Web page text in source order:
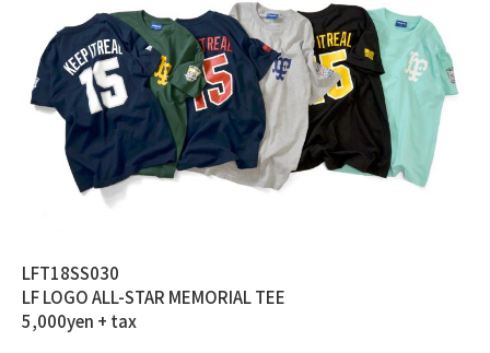
LFT18SS030
LF LOGO ALL-STAR MEMORIAL TEE
5,000yen + tax